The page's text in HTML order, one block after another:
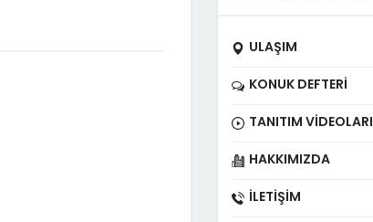
ULAŞIM
KONUK DEFTERI
TANITIM VIDEOLARI
HAKKIMIZDA
İLETIŞIM